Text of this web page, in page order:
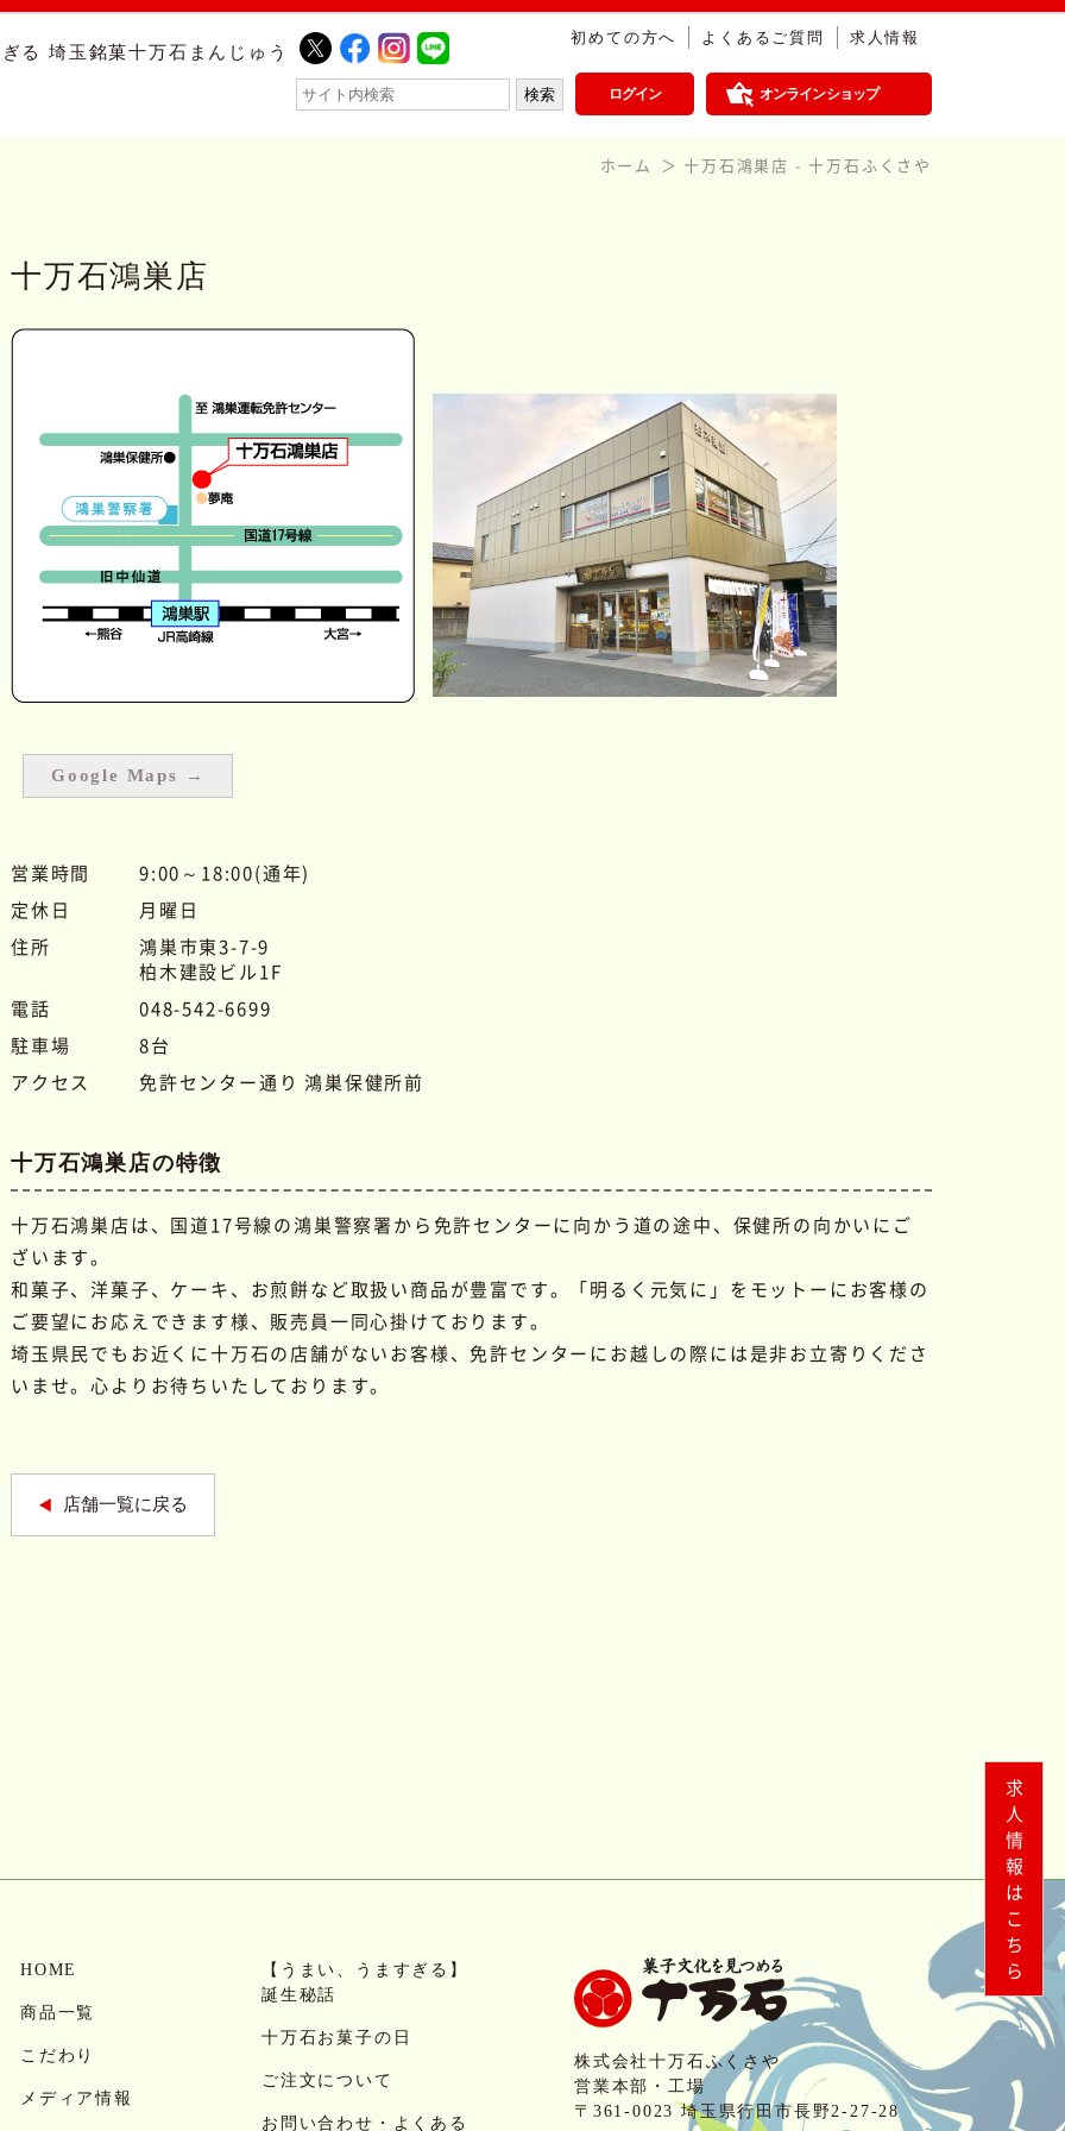
る 埼玉銘菓十万石まんじゅう
求人情報
よくあるご質問
初めての方へ
オンラインショップ
ログイン
ホーム 十万石鴻巣店 - 十万石ふくさや
十万石鴻巣店
Google Maps →
営業時間
9:00～18:00(通年)
定休日
月曜日
住所
鴻巣市東3-7-9
柏木建設ビル1F
電話
048-542-6699
駐車場
8台
アクセス
免許センター通り 鴻巣保健所前
十万石鴻巣店の特徴
十万石鴻巣店は、国道17号線の鴻巣警察署から免許センターに向かう道の途中、保健所の向かいにご
ざいます。
和菓子、洋菓子、ケーキ、お煎餅など取扱い商品が豊富です。「明るく元気に」をモットーにお客様の
ご要望にお応えできます様、販売員一同心掛けております。
埼玉県民でもお近くに十万石の店舗がないお客様、免許センターにお越しの際には是非お立寄りくださ
いませ。心よりお待ちいたしております。
店舗一覧に戻る
求人情報はこちら
株式会社十万石ふくさや
営業本部・工場
〒361-0023 埼玉県行田市長野2-27-28
【うまい、うますぎる】
誕生秘話
十万石お菓子の日
ご注文について
お問い合わせ・よくある
HOME
商品一覧
こだわり
メディア情報